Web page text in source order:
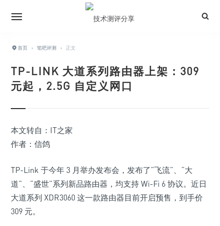
首页 › 笔吧评测 › 正文
TP-LINK 大道系列路由器上架：309
元起，2.5G 自定义网口
本文转自：IT之家
作者：信鸽
TP-Link 于今年 3 月举办发布会，发布了“飞流”、“大
道”、“盛世”系列新品路由器，均支持 Wi-Fi 6 协议。近日
大道系列 XDR3060 这一款路由器目前开启预售，到手价
309 元。